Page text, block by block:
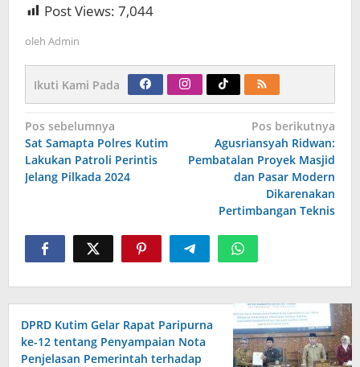
Post Views: 7,044
oleh Admin
Ikuti Kami Pada
Navigasi
pos
Pos sebelumnya
Sat Samapta Polres Kutim
Lakukan Patroli Perintis
Jelang Pilkada 2024
Pos berikutnya
Agusriansyah Ridwan:
Pembatalan Proyek Masjid
dan Pasar Modern
Dikarenakan
Pertimbangan Teknis
DPRD Kutim Gelar Rapat Paripurna
ke-12 tentang Penyampaian Nota
Penjelasan Pemerintah terhadap